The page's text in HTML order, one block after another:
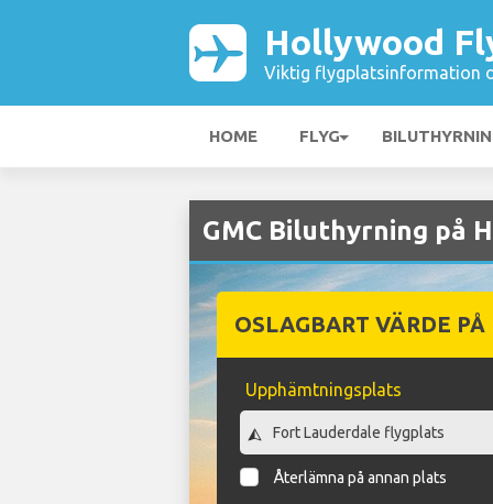
Hollywood
Viktig flygplatsinformation
HOME FLYG
GMC Biluthyrning på
OSLAGBART VÄRDE
Upphämtningsplats
Återlämna på annan plats